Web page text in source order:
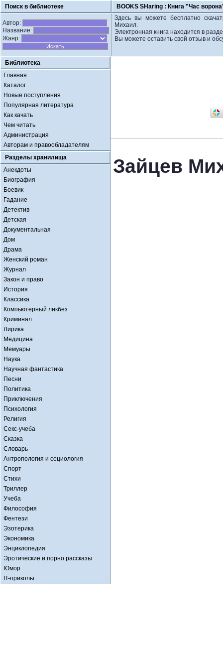
Поиск в библиотеке BOOKS SHaring : Книга "Час
Автор:
Название:
Жанр:
Здесь вы можете бесплатно
Михаил.
Электронная книга находится в
Вы можете оставить свой отзыв и
Библиотека
Главная
Каталог
Новые поступления
Популярная литература
Как качать
Чем читать
Администрация
Авторам и правообладателям
Разделы хранилища
Анекдоты
Биография
Боевик
Гадание
Детектив
Детская
Документальная
Дом
Драма
Женский роман
Журнал
Закон и право
История
Классика
Компьютерный ликбез
Криминал
Лирика
Медицина
Мемуары
Наука
Научная фантастика
Песни
Политика
Приключения
Психология
Религия
Секс-учеба
Сказка
Словарь
Антропология и социология
Спорт
Стихи
Триллер
Учеба
Философия
Фентези
Эзотерика
Экономика
Энциклопедия
Эротические и порно рассказы
Юмор
IT-приколы
Зайцев